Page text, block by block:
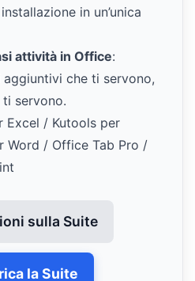
in un’unica
attività in Office:
che ti servono,
servono.
Excel / Kutools per
Word / Office Tab Pro /
sulla Suite
la Suite